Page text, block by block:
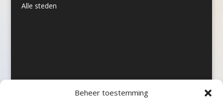
Beheer toestemming
Alle steden